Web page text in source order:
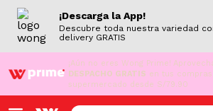
¡Descarga la App!
Descubre toda nuestra variedad
delivery GRATIS
¡Aún no eres Wong Prime!
DESPACHO GRATIS en tus
supermercado desde S/79.90
Cargando comentarios...